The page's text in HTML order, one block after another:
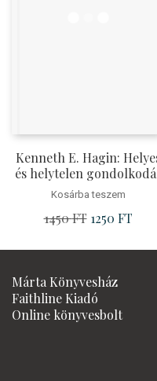
Kenneth E. Hagin:
és helytelen
Kosárba teszem
1450FT Original
was:
1250 FT
is:
Márta Könyvesház
Faithline Kiadó
Online könyvesbolt